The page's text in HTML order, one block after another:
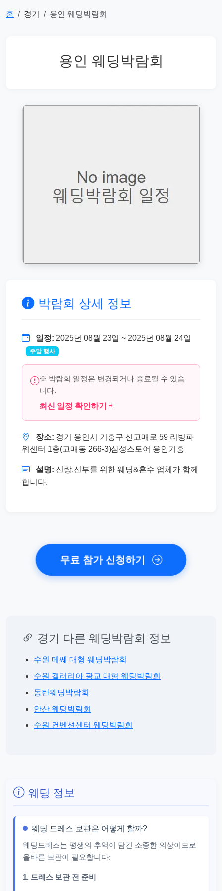
홈 경기 용인 웨딩박람회
용인 웨딩박람회
박람회 상세 정보
일정: 2025년 08월 23일 ~ 2025년 08월 24일
주말 행사
※ 박람회 일정은 변경되거나 종료될 수 있습
니다.
최신 일정 확인하기
장소: 경기 용인시 기흥구 신고매로 59 리빙파
워센터 1충(고매동 266-3)삼성스토어 용인기흥
설명: 신랑,신부를 위한 웨딩&혼수 업체가 함께
합니다.
무료 참가 신청하기
경기 다른 웨딩박람회 정보
수원 메쎄 대형 웨딩박람회
수원 갤러리아 광교 대형 웨딩박람회
동탄웨딩박람회
안산 웨딩박람회
수원 컨벤션센터 웨딩박람회
웨딩 정보
웨딩 드레스 보관은 어떻게 할까?
웨딩드레스는 평생의 추억이 담긴 소중한 의상이므로
올바른 보관이 필요합니다:
1. 드레스 보관 전 준비